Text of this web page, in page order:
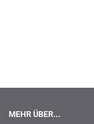
MEHR ÜBER...